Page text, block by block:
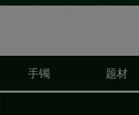
手镯 题材